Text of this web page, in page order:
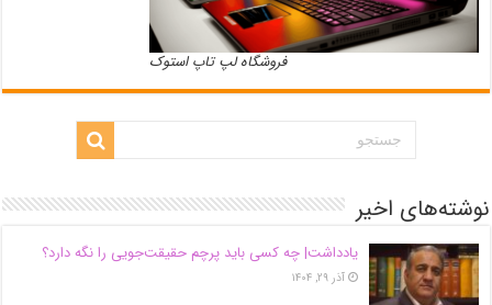
فروشگاه لپ تاپ استوک
نوشته‌های اخیر
یادداشت| ‌چه کسی باید پرچم حقیقت‌جویی را نگه دارد؟
آذر ۲۹, ۱۴۰۴